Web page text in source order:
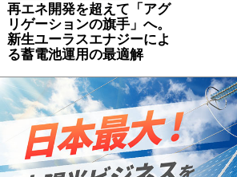
再エネ開発を超えて「アグ
リゲーションの旗手」へ。
新生ユーラスエナジーによ
る蓄電池運用の最適解